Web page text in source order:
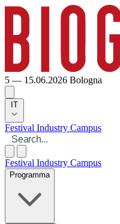
5 — 15.06.2026 Bologna
IT
Festival Industry Campus
Festival Industry Campus
Programma